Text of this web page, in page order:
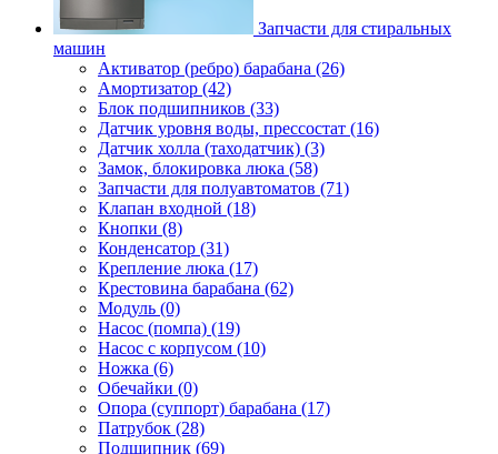
Запчасти для стиральных
машин
Активатор (ребро) барабана (26)
Амортизатор (42)
Блок подшипников (33)
Датчик уровня воды, прессостат (16)
Датчик холла (таходатчик) (3)
Замок, блокировка люка (58)
Запчасти для полуавтоматов (71)
Клапан входной (18)
Кнопки (8)
Конденсатор (31)
Крепление люка (17)
Крестовина барабана (62)
Модуль (0)
Насос (помпа) (19)
Насос c корпусом (10)
Ножка (6)
Обечайки (0)
Опора (суппорт) барабана (17)
Патрубок (28)
Подшипник (69)